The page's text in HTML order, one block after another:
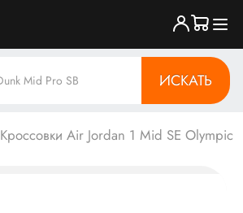
ИСКАТЬ
Кроссовки Air Jordan 1 Mid SE Olympic